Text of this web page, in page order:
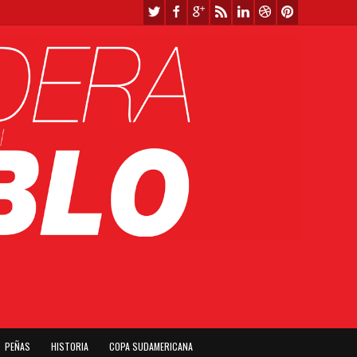
PEÑAS HISTORIA COPA SUDAMERICANA